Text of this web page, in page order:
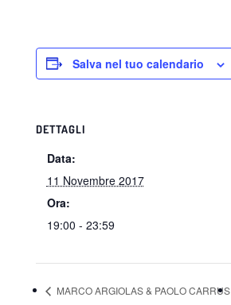
Salva nel tuo calendario
DETTAGLI
Data:
11 Novembre 2017
Ora:
19:00 - 23:59
MARCO ARGIOLAS & PAOLO CARRUS